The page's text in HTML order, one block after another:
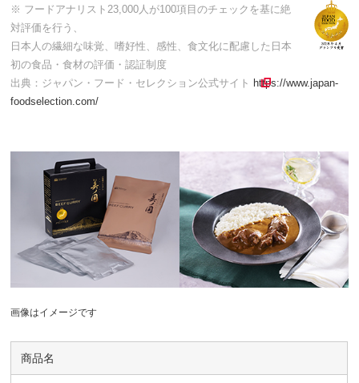
※ フードアナリスト23,000人が100項目のチェックを基に絶
対評価を行う、
日本人の繊細な味覚、嗜好性、感性、食文化に配慮した日本
初の食品・食材の評価・認証制度
出典：ジャパン・フード・セレクション公式サイト
https://www.japan-
foodselection.com/
画像はイメージです
商品名